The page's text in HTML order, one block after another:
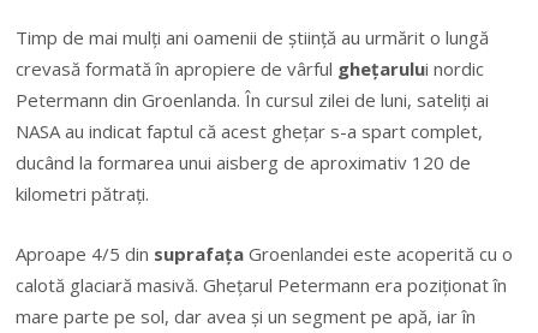
Timp de mai mulţi ani oamenii de ştiinţă au urmărit o lungă
crevasă formată înapropiere de vârful gheţarului nordic
Petermann din Groenlanda. În cursul zilei de luni, sateliţi ai
NASA au indicat faptul că acest gheţar s-a spart complet,
ducând la formarea unui aisberg de aproximativ 120 de
kilometri pătraţi.
Aproape 4/5 din suprafaţa Groenlandei este acoperită cu o
calotă glaciară masivă. Gheţarul Petermann era poziţionat în
mare parte pe sol, dar avea şi un segment pe apă, iar în